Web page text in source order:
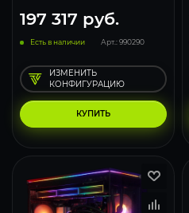
197 317 руб.
Есть в наличии Арт.: 990290
КУПИТЬ
ИЗМЕНИТЬ
КОНФИГУРАЦИЮ